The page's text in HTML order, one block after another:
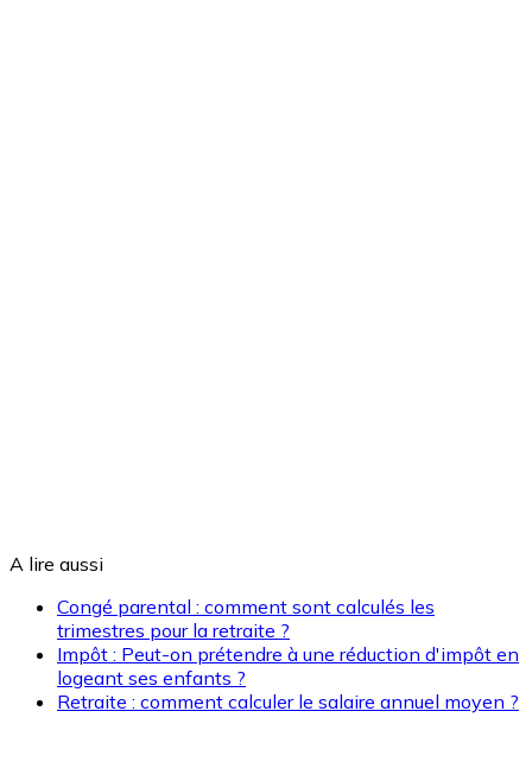
A lire aussi
Congé parental : comment sont calculés les
trimestres pour la retraite ?
Impôt : Peut-on prétendre à une réduction d'impôt en
logeant ses enfants ?
Retraite : comment calculer le salaire annuel moyen ?